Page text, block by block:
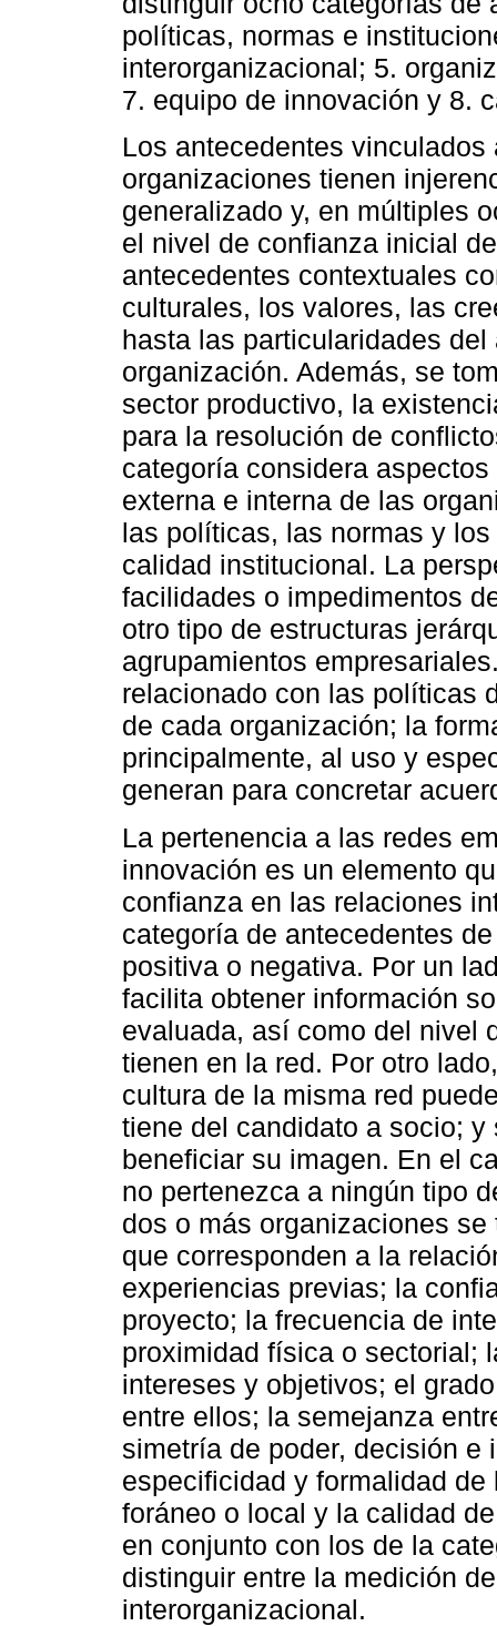
políticas, normas e
interorganizacional; 5.
7. equipo de innovación y 8.
Los antecedentes
organizaciones tienen
generalizado y, en múltiples
el nivel de confianza inicial
antecedentes contextuales
culturales, los valores, las
hasta las particularidades
organización. Además, se
sector productivo, la
para la resolución de
categoría considera
externa e interna de las
las políticas, las normas y
calidad institucional. La
facilidades o impedimentos
otro tipo de estructuras
agrupamientos
relacionado con las políticas
de cada organización; la
principalmente, al uso y
generan para concretar
La pertenencia a las redes
innovación es un elemento
confianza en las relaciones
categoría de antecedentes
positiva o negativa. Por un
facilita obtener información
evaluada, así como del nivel
tienen en la red. Por otro
cultura de la misma red
tiene del candidato a socio;
beneficiar su imagen. En el
no pertenezca a ningún tipo
dos o más organizaciones
que corresponden a la
experiencias previas; la
proyecto; la frecuencia de
proximidad física o sectorial;
intereses y objetivos; el
entre ellos; la semejanza
simetría de poder, decisión e
especificidad y formalidad
foráneo o local y la calidad
en conjunto con los de la
distinguir entre la medición
interorganizacional.